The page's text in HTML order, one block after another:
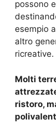
possono
esempio
altro
ricreative.
Molti
ristoro,